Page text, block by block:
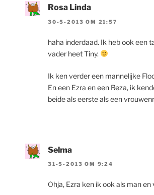
Rosa Linda
30-5-2013 OM 21:57
haha inderdaad. Ik heb ook een
vader heet Tiny.
Ik ken verder een mannelijke
En een Ezra en een Reza, ik
beide als eerste als een
Selma
31-5-2013 OM 9:24
Ohja, Ezra ken ik ook als man en